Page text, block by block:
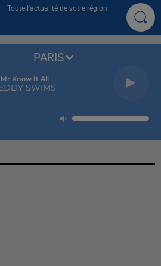
Toute l'actualité de votre région
Mr Know It All
SWIMS
PARIS